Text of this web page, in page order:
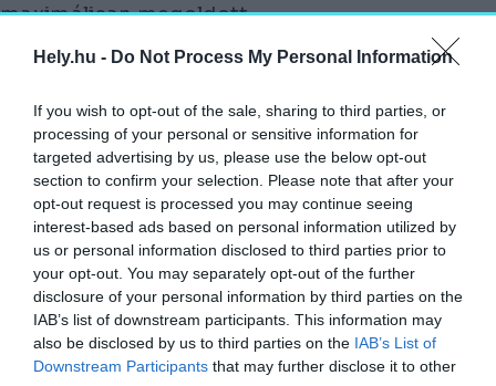
Hely.hu - Do Not Process My Personal Information
If you wish to opt-out of the sale, sharing to third parties, or
processing of your personal or sensitive information for
targeted advertising by us, please use the below opt-out
section to confirm your selection. Please note that after your
opt-out request is processed you may continue seeing
interest-based ads based on personal information utilized by
us or personal information disclosed to third parties prior to
your opt-out. You may separately opt-out of the further
disclosure of your personal information by third parties on the
IAB’s list of downstream participants. This information may
also be disclosed by us to third parties on the IAB’s List of
Downstream Participants that may further disclose it to other
maximálisan megoldott.
A bugaci önkormányzat a beruházás első
– 1,137 milliárd forint támogatást nyert a
Terület- és Településfejlesztési Operatív
Programban.
A látogatóközpont mellett azonban felmerült
az igény olyan bővítésre, mely szabadtéri
rendezvények számára biztosít helyszínt,
valamint olyan attrakcióelemre, ahol játékos,
interaktív foglalkozásokon tudják bemutatni